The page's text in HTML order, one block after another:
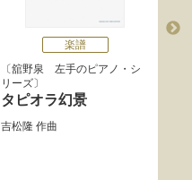
楽譜
舘野泉 左手のピアノ・シ
リーズ
タピオラ幻景
吉松隆 作曲